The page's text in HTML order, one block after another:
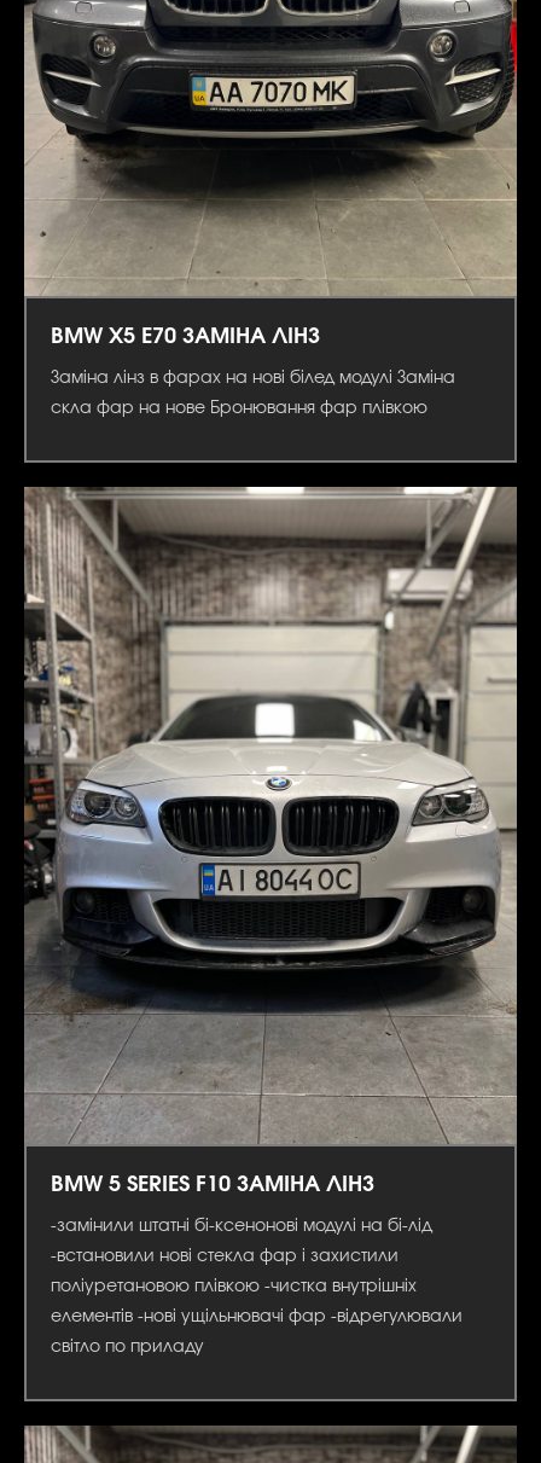
BMW X5 E70 ЗАМІНА ЛІНЗ
Заміна лінз в фарах на нові білед модулі Заміна
скла фар на нове Бронювання фар плівкою
BMW 5 SERIES F10 ЗАМІНА ЛІНЗ
-замінили штатні бі-ксенонові модулі на бі-лід
-встановили нові стекла фар і захистили
поліуретановою плівкою -чистка внутрішніх
елементів -нові ущільнювачі фар -відрегулювали
світло по приладу